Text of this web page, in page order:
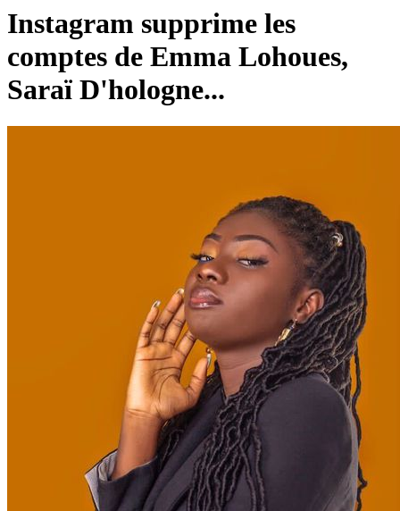
Instagram supprime les
comptes de Emma Lohoues,
Saraï D'hologne...